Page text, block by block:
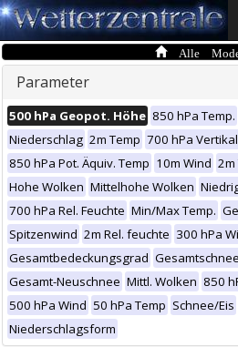
Alle
Parameter
500 hPa Geopot. Höhe 850 hPa Temp.
Niederschlag 2m Temp 700 hPa
850 hPa Pot. Äquiv. Temp 10m Wind
Hohe Wolken Mittelhohe Wolken
700 hPa Rel. Feuchte Min/Max Temp.
Spitzenwind 2m Rel. feuchte 300 hPa
Gesamtbedeckungsgrad
Gesamt-Neuschnee Mittl. Wolken 850
500 hPa Wind 50 hPa Temp Schnee/Eis
Niederschlagsform